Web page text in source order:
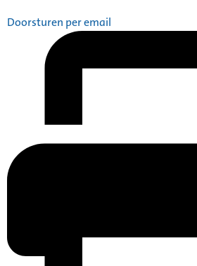
Doorsturen per email